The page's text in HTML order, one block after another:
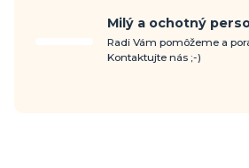
Milý a ochotný
Radi Vám pomôžeme a
Kontaktujte nás ;-)